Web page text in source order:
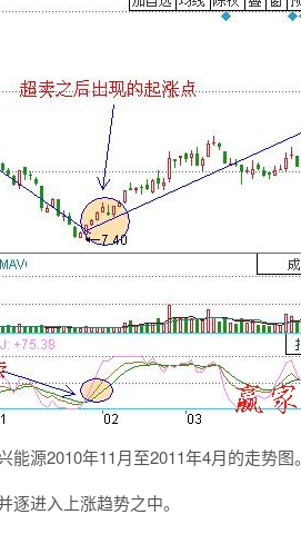
源2010年11月至2011年4月的走势图。
进入上涨趋势之中。